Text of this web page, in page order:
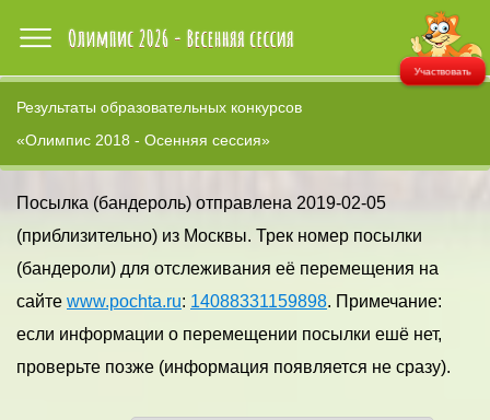
Участвовать
Результаты образовательных конкурсов
«Олимпис 2018 - Осенняя сессия»
Посылка (бандероль) отправлена 2019-02-05
(приблизительно) из Москвы. Трек номер посылки
(бандероли) для отслеживания её перемещения на
сайте www.pochta.ru: 14088331159898. Примечание:
если информации о перемещении посылки ешё нет,
проверьте позже (информация появляется не сразу).